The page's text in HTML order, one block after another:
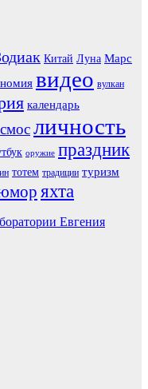
Китай Луна Марс
видео вулкан
календарь
личность
оружие праздник
тотем традиции туризм
яхта
Евгения